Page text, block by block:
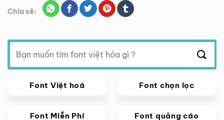
Chia sẽ:
Tìm
kiếm:
Font Việt hoá Font chọn lọc
Font Miễn Phí Font quảng cáo